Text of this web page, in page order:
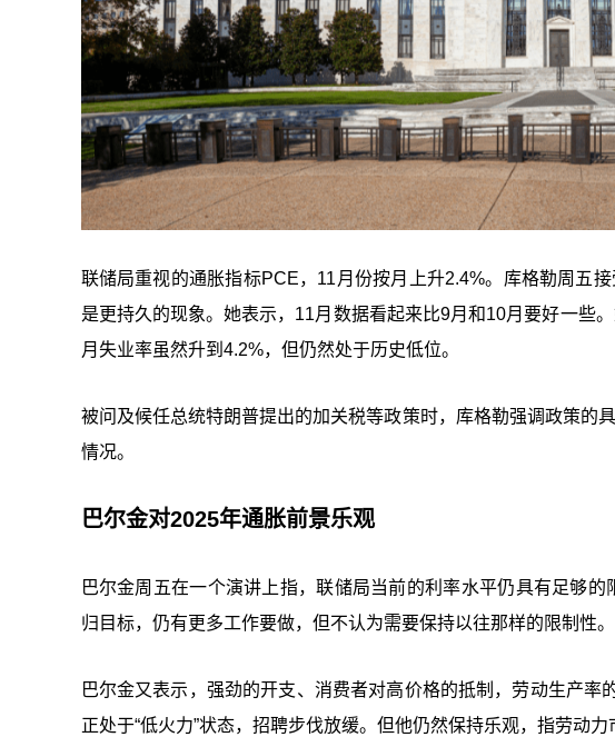
联储局重视的通胀指标PCE，11月份按月上升2.4%。库格勒周五
是更持久的现象。她表示，11月数据看起来比9月和10月要好一些
月失业率虽然升到4.2%，但仍然处于历史低位。
被问及候任总统特朗普提出的加关税等政策时，库格勒强调政策的
情况。
巴尔金对2025年通胀前景乐观
巴尔金周五在一个演讲上指，联储局当前的利率水平仍具有足够
归目标，仍有更多工作要做，但不认为需要保持以往那样的限制性。
巴尔金又表示，强劲的开支、消费者对高价格的抵制，劳动生产率
正处于“低火力”状态，招聘步伐放缓。但他仍然保持乐观，指劳动力